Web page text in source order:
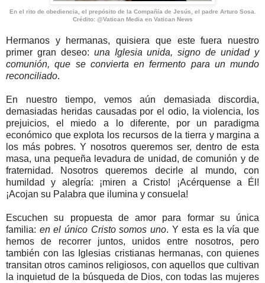
En el rito de obediencia, el prepósito de la Compañía de Jesús, el padre Arturo Sosa.
Crédito: @Vatican Media en Vatican News
Hermanos y hermanas, quisiera que este fuera nuestro
primer gran deseo: una Iglesia unida, signo de unidad y
comunión, que se convierta en fermento para un mundo
reconciliado.
En nuestro tiempo, vemos aún demasiada discordia,
demasiadas heridas causadas por el odio, la violencia, los
prejuicios, el miedo a lo diferente, por un paradigma
económico que explota los recursos de la tierra y margina a
los más pobres. Y nosotros queremos ser, dentro de esta
masa, una pequeña levadura de unidad, de comunión y de
fraternidad. Nosotros queremos decirle al mundo, con
humildad y alegría: ¡miren a Cristo! ¡Acérquense a Él!
¡Acojan su Palabra que ilumina y consuela!
Escuchen su propuesta de amor para formar su única
familia: en el único Cristo somos uno. Y esta es la vía que
hemos de recorrer juntos, unidos entre nosotros, pero
también con las Iglesias cristianas hermanas, con quienes
transitan otros caminos religiosos, con aquellos que cultivan
la inquietud de la búsqueda de Dios, con todas las mujeres